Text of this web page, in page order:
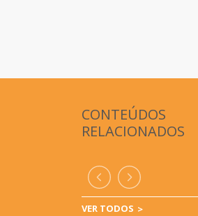
CONTEÚDOS
RELACIONADOS
VER TODOS